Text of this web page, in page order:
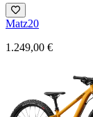
Matz20
1.249,00 €